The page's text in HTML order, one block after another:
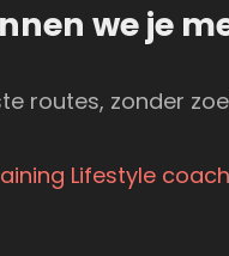
we je
routes, zonder
Lifestyle